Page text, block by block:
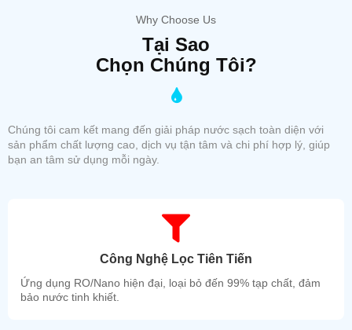
Why Choose Us
Tại Sao
Chọn Chúng Tôi?
Chúng tôi cam kết mang đến giải pháp nước sạch toàn diện với
sản phẩm chất lượng cao, dịch vụ tận tâm và chi phí hợp lý, giúp
bạn an tâm sử dụng mỗi ngày.
Công Nghệ Lọc Tiên Tiến
Ứng dụng RO/Nano hiện đại, loại bỏ đến 99% tạp chất, đảm
bảo nước tinh khiết.